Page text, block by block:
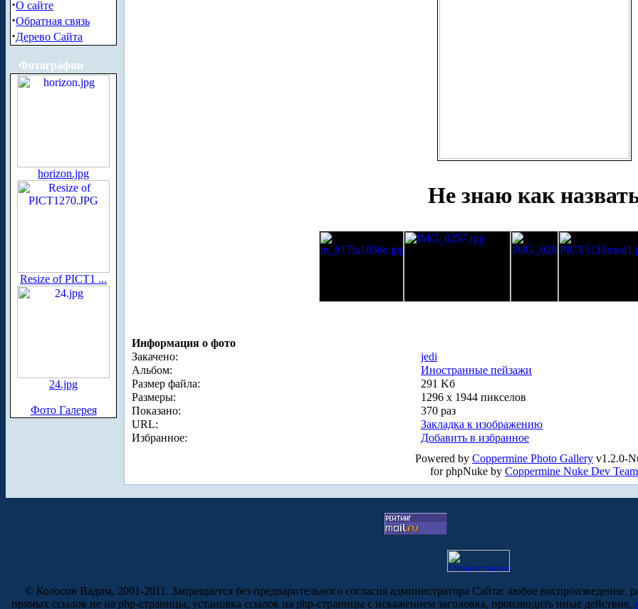
·О сайте
·Обратная связь
·Дерево Сайта
Фотографии
horizon.jpg
Resize of PICT1 ...
24.jpg
Фото Галерея
Не знаю как
Информация о фото
Закачено:
jedi
Альбом:
Иностранные пейзажи
Размер файла:
291 Kб
Размеры:
1296 x 1944 пикселов
Показано:
370 раз
URL:
Закладка к изображению
Избранное:
Добавить в избранное
Powered by Coppermine Photo Gallery v1.2.0-
for phpNuke by Coppermine Nuke Dev Team
© Колосов Вадим, 2001-2011. Запрещается без предварительного согласия администратора Сайта: любое воспроизведение,
прямых ссылок не на php-страницы, установка ссылок на php-страницы с искажением заголовка, производить иные действия,